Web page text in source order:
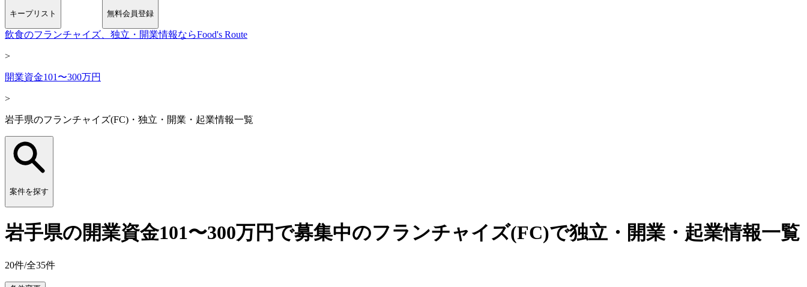
キープリスト 無料会員登録
飲食のフランチャイズ、独立・開業情報ならFood's Route
>
開業資金101〜300万円
>
岩手県のフランチャイズ(FC)・独立・開業・起業情報一覧
案件を探す
岩手県の開業資金101〜300万円で募集中のフランチャイズ(FC)で独立・開業・起業情報一覧
20件/全35件